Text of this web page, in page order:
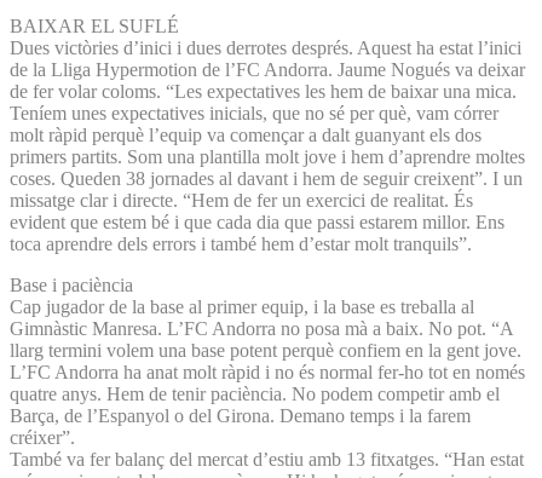
BAIXAR EL SUFLÉ
Dues victòries d’inici i dues derrotes després. Aquest ha estat l’inici
de la Lliga Hypermotion de l’FC Andorra. Jaume Nogués va deixar
de fer volar coloms. “Les expectatives les hem de baixar una mica.
Teníem unes expectatives inicials, que no sé per què, vam córrer
molt ràpid perquè l’equip va començar a dalt guanyant els dos
primers partits. Som una plantilla molt jove i hem d’aprendre moltes
coses. Queden 38 jornades al davant i hem de seguir creixent”. I un
missatge clar i directe. “Hem de fer un exercici de realitat. És
evident que estem bé i que cada dia que passi estarem millor. Ens
toca aprendre dels errors i també hem d’estar molt tranquils”.
Base i paciència
Cap jugador de la base al primer equip, i la base es treballa al
Gimnàstic Manresa. L’FC Andorra no posa mà a baix. No pot. “A
llarg termini volem una base potent perquè confiem en la gent jove.
L’FC Andorra ha anat molt ràpid i no és normal fer-ho tot en només
quatre anys. Hem de tenir paciència. No podem competir amb el
Barça, de l’Espanyol o del Girona. Demano temps i la farem
créixer”.
També va fer balanç del mercat d’estiu amb 13 fitxatges. “Han estat